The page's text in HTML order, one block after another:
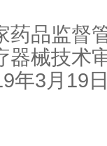
药品监督
器械技术
年3月19